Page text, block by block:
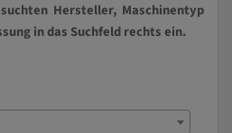
Hersteller, Maschinentyp
in das Suchfeld rechts ein.